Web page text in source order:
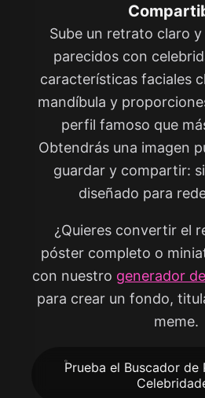
Sube un retrato claro
parecidos con
características faciales
mandíbula y
perfil famoso que
Obtendrás una imagen
guardar y compartir:
diseñado para
¿Quieres convertir el
póster completo o
con nuestro generador
para crear un fondo,
meme.
Prueba el Buscador de